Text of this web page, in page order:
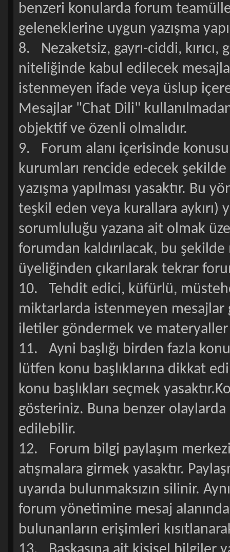
benzeri konularda forum
geleneklerine uygun yazışma
8. Nezaketsiz, gayrı-ciddi, kırıcı,
niteliğinde kabul edilecek
istenmeyen ifade veya üslup
Mesajlar "Chat Dili"
objektif ve özenli olmalıdır.
9. Forum alanı içerisinde
kurumları rencide edecek şekilde
yazışma yapılması yasaktır. Bu
teşkil eden veya kurallara aykırı)
sorumluluğu yazana ait olmak
forumdan kaldırılacak, bu
üyeliğinden çıkarılarak tekrar
10. Tehdit edici, küfürlü,
miktarlarda istenmeyen mesajlar
iletiler göndermek ve
11. Ayni başlığı birden fazla
lütfen konu başlıklarına dikkat
konu başlıkları seçmek
gösteriniz. Buna benzer
edilebilir.
12. Forum bilgi paylaşım
atışmalara girmek yasaktır.
uyarıda bulunmaksızın silinir.
forum yönetimine mesaj
bulunanların erişimleri